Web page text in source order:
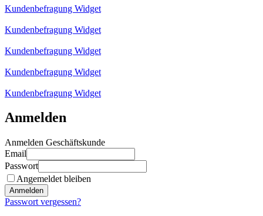
Kundenbefragung Widget
Kundenbefragung Widget
Kundenbefragung Widget
Kundenbefragung Widget
Kundenbefragung Widget
Anmelden
Anmelden Geschäftskunde
Email
Passwort
Angemeldet bleiben
Anmelden
Passwort vergessen?